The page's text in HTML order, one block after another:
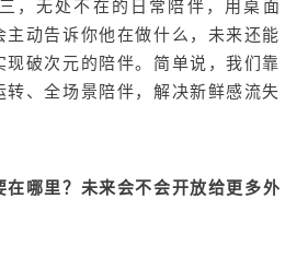
动告诉你他在做什么，未来还能
破次元的陪伴。简单说，我们靠
转、全场景陪伴，解决新鲜感流失
哪里？未来会不会开放给更多外